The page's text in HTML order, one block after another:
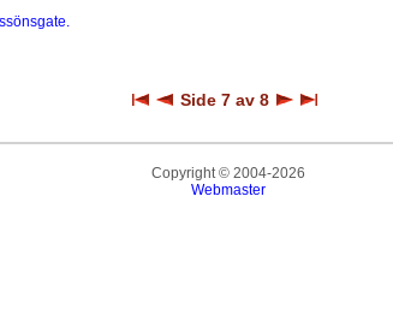
Side 7 av 8
Copyright © 2004-2026
Webmaster